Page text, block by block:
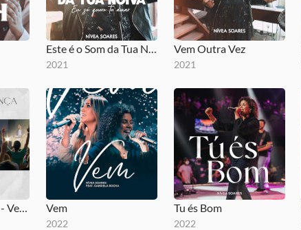
Este é o Som da Tua Noiva | Eu Só Quero Te Amar
2021
Vem Outra Vez
2021
Em Tua Presença - Versão Estendida Vem
2022
Tu és Bom
2022